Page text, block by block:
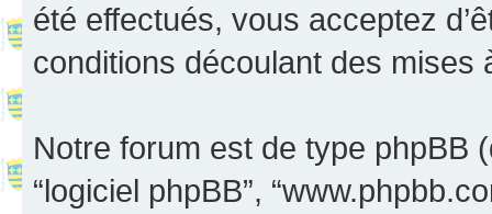
été effectués, vous acceptez
conditions découlant des mises
Notre forum est de type phpBB
“logiciel phpBB”,